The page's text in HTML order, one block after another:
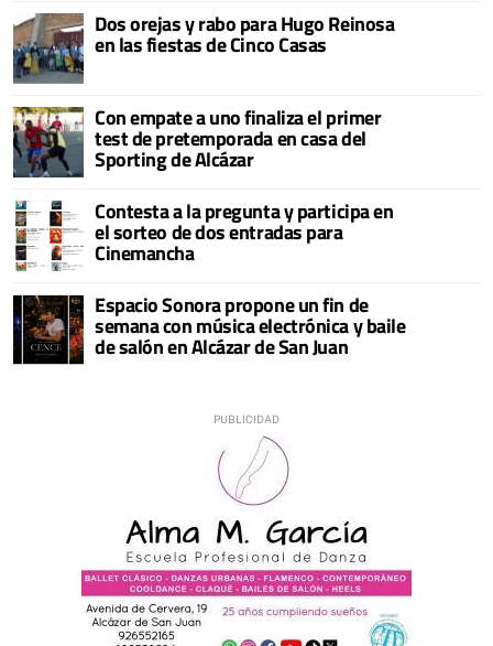
Dos orejas y rabo para Hugo Reinosa
en las fiestas de Cinco Casas
Con empate a uno finaliza el primer
test de pretemporada en casa del
Sporting de Alcázar
Contesta a la pregunta y participa en
el sorteo de dos entradas para
Cinemancha
Espacio Sonora propone un fin de
semana con música electrónica y baile
de salón en Alcázar de San Juan